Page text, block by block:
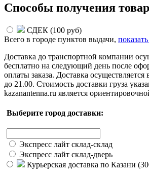
Способы получения
СДЕК (100 руб)
Всего в городе пунктов выдачи,
Доставка до транспортной компании
бесплатно на следующий день после
оплаты заказа. Доставка
до 21.00. Стоимость доставки груза
kazanantenna.ru является
Выберите город доставки:
Экспресс лайт склад-склад
Экспресс лайт склад-дверь
Курьерская доставка по Казани (